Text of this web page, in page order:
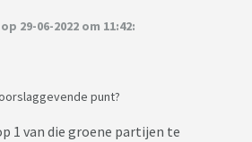
29-06-2022 om 11:42:
punt?
1 van die groene partijen te